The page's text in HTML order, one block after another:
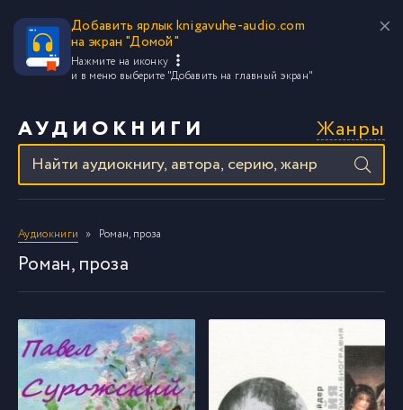
Добавить ярлык knigavuhe-audio.com
на экран "Домой"
Нажмите на иконку
и в меню выберите "Добавить на главный экран"
АУДИОКНИГИ Жанры
Аудиокниги Роман, проза
Роман, проза